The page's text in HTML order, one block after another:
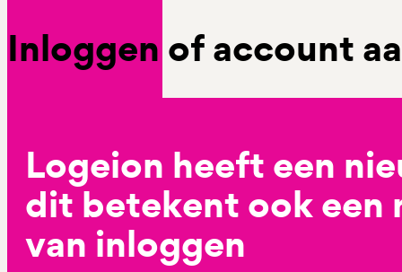
Inloggen of account
Logeion heeft een
dit betekent ook een
van inloggen